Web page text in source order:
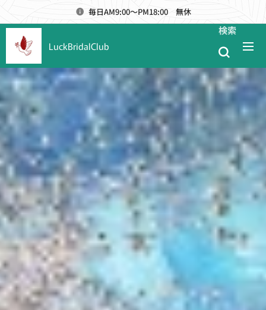
毎日AM9:00～PM18:00 無休
LuckBridalClub
検索